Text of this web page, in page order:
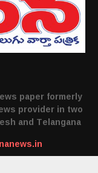
paper formerly
provider in two
and Telangana